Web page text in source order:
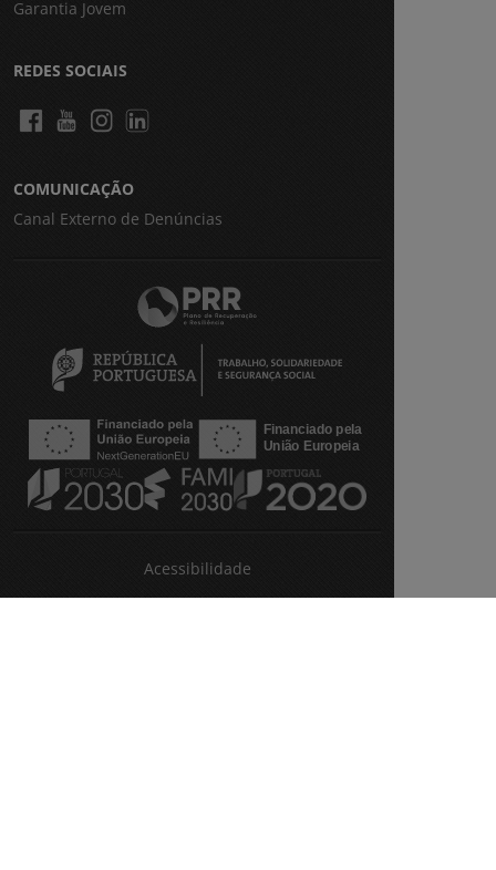
Garantia Jovem
REDES SOCIAIS
COMUNICAÇÃO
Canal Externo de Denúncias
Acessibilidade